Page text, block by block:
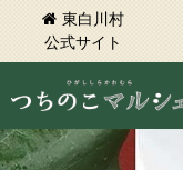
東白川村
公式サイト
東白川村 つちのこマルシェ